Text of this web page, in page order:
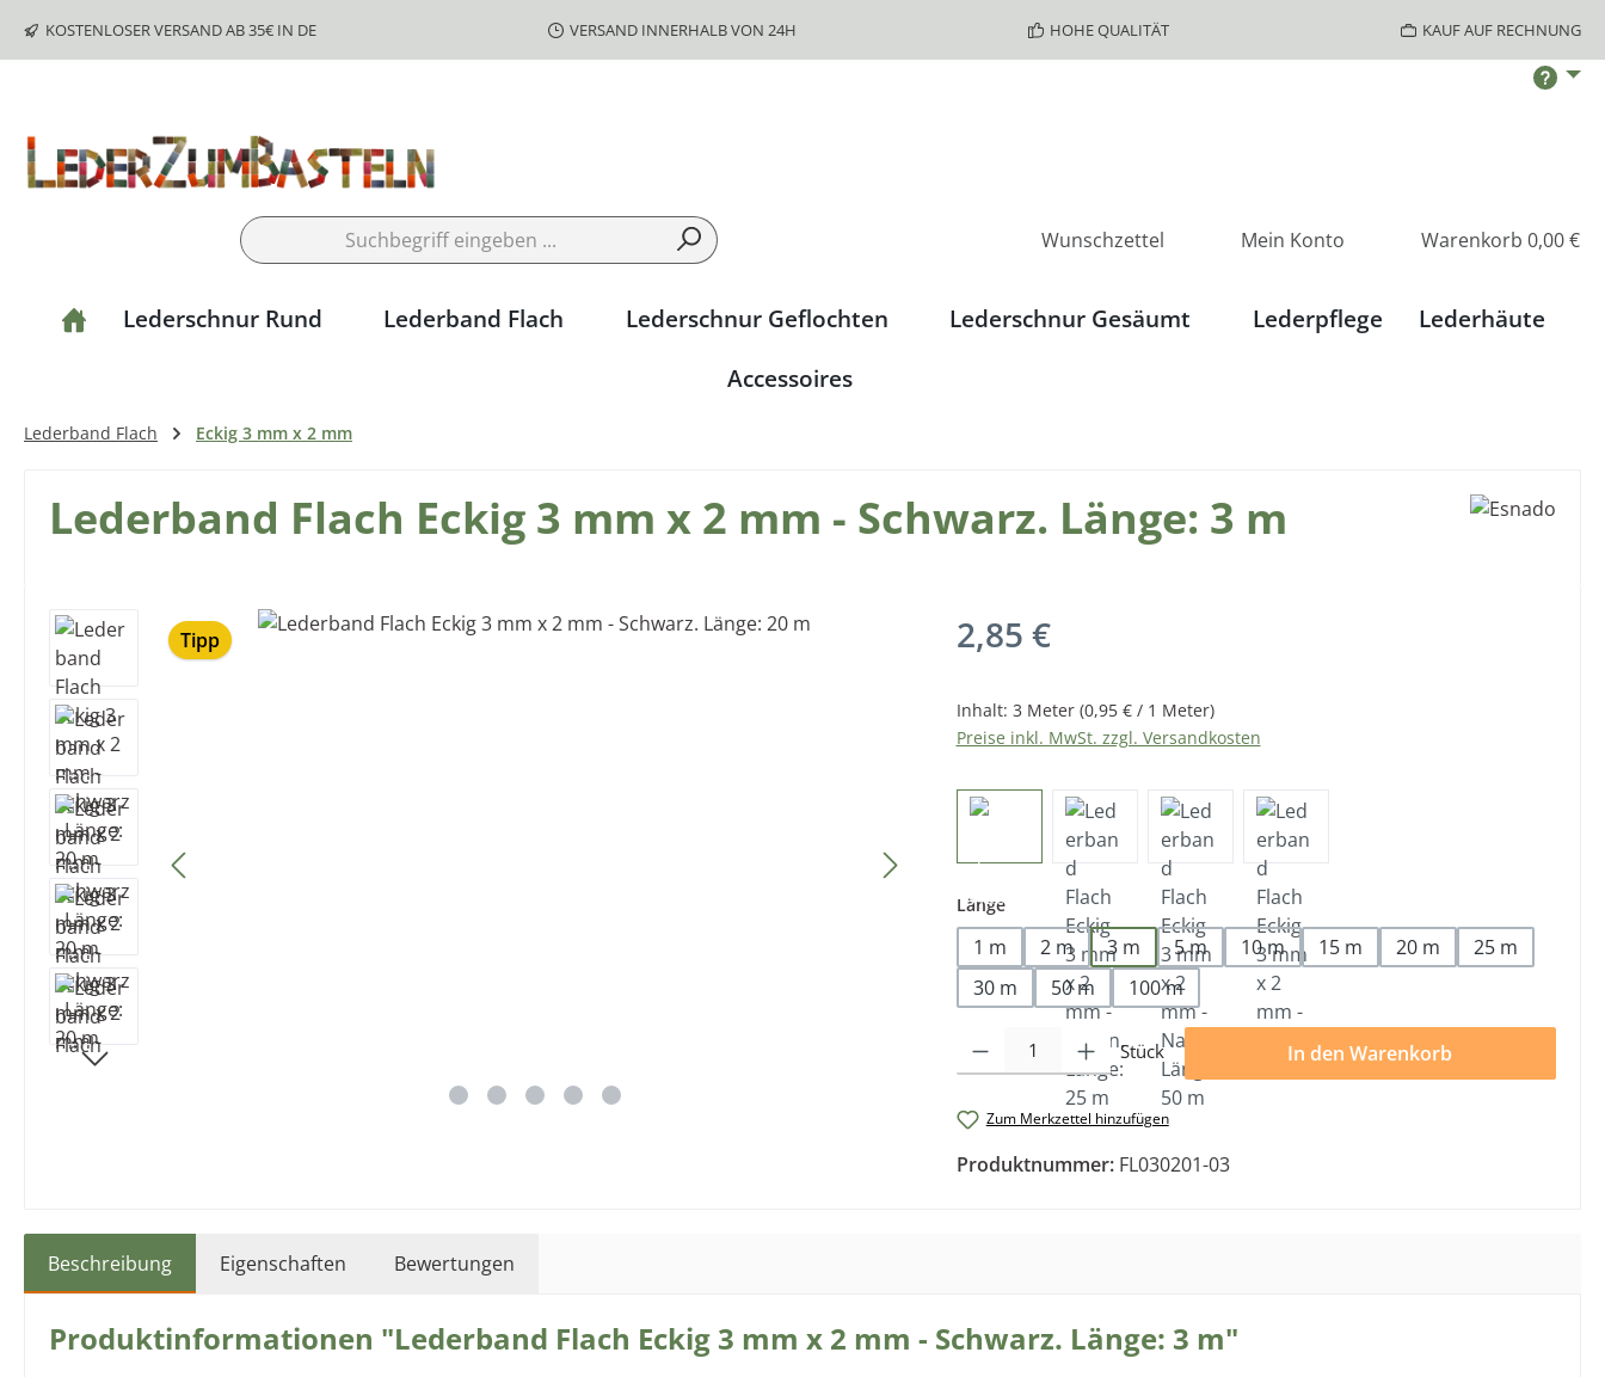
Hauptinhalt springen
Zur Suche springen
Zur Hauptnavigation springen
KOSTENLOSER VERSAND AB 35€ IN DE VERSAND INNERHALB VON 24H HOHE QUALITÄT KAUF AUF RECHNUNG
Wunschzettel Mein Konto Warenkorb 0,00 €
Lederschnur Rund Lederband Flach Lederschnur Geflochten Lederschnur Gesäumt Lederpflege
Lederhäute
Accessoires
Lederband Flach Eckig 3 mm x 2 mm
Lederband Flach Eckig 3 mm x 2 mm - Schwarz. Länge: 3 m
Bildergalerie überspringen
Tipp
Regulärer Preis:
2,85 €
Inhalt: 3 Meter (0,95 € / 1 Meter)
Preise inkl. MwSt. zzgl. Versandkosten
Längeauswählen
1 m 2 m 3 m 5 m 10 m 15 m 20 m
25 m
30 m
50 m 100 m
Produkt Anzahl: Gib den gewünschten Wert ein oder benutze die
Stück In den Warenkorb
Zum Merkzettel hinzufügen
Produktnummer: FL030201-03
Beschreibung Eigenschaften Bewertungen
Produktinformationen "Lederband Flach Eckig 3 mm x 2 mm - Schwarz. Länge: 3 m"